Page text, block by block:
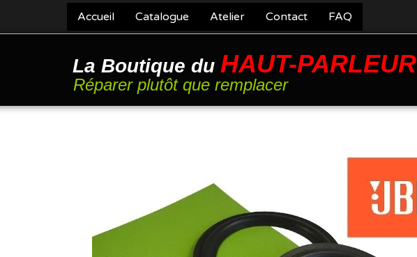
Accueil Catalogue Atelier Contact FAQ
La Boutique du HAUT-PARLEUR
Réparer plutôt que remplacer